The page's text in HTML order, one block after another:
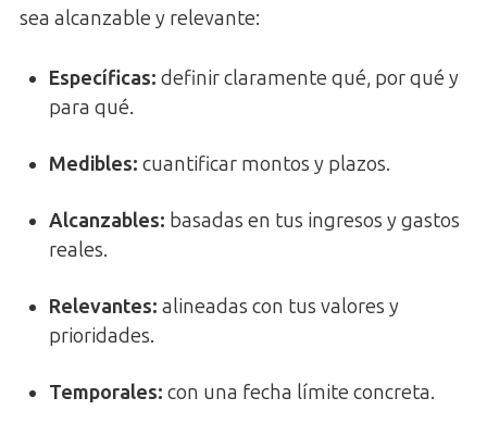
sea alcanzable y relevante:
Específicas: definir claramente qué, por qué y
para qué.
Medibles: cuantificar montos y plazos.
Alcanzables: basadas en tus ingresos y gastos
reales.
Relevantes: alineadas con tus valores y
prioridades.
Temporales: con una fecha límite concreta.